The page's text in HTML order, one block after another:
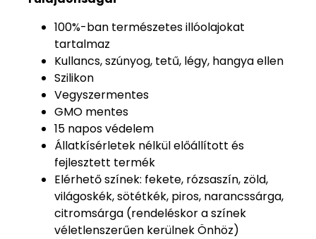
100%-ban természetes illóolajokat
tartalmaz
Kullancs, szúnyog, tetű, légy, hangya ellen
Szilikon
Vegyszermentes
GMO mentes
15 napos védelem
Állatkísérletek nélkül előállított és
fejlesztett termék
Elérhető színek: fekete, rózsaszín, zöld,
világoskék, sötétkék, piros, narancssárga,
citromsárga (rendeléskor a színek
véletlenszerűen kerülnek Önhöz)